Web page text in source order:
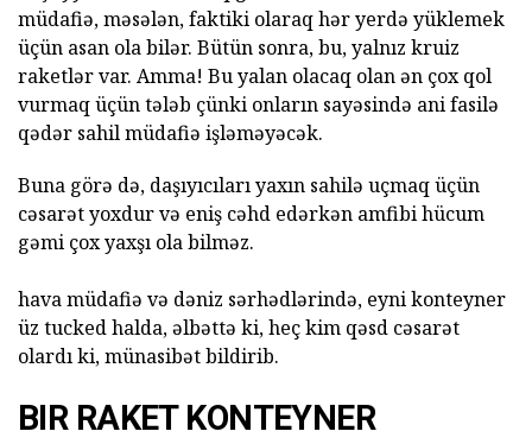
müdafiə, məsələn, faktiki olaraq hər yerdə yüklemek
üçün asan ola bilər. Bütün sonra, bu, yalnız kruiz
raketlər var. Amma! Bu yalan olacaq olan ən çox qol
vurmaq üçün tələb çünki onların sayəsində ani fasilə
qədər sahil müdafiə işləməyəcək.
Buna görə də, daşıyıcıları yaxın sahilə uçmaq üçün
cəsarət yoxdur və eniş cəhd edərkən amfibi hücum
gəmi çox yaxşı ola bilməz.
hava müdafiə və dəniz sərhədlərində, eyni konteyner
üz tucked halda, əlbəttə ki, heç kim qəsd cəsarət
olardı ki, münasibət bildirib.
BIR RAKET KONTEYNER